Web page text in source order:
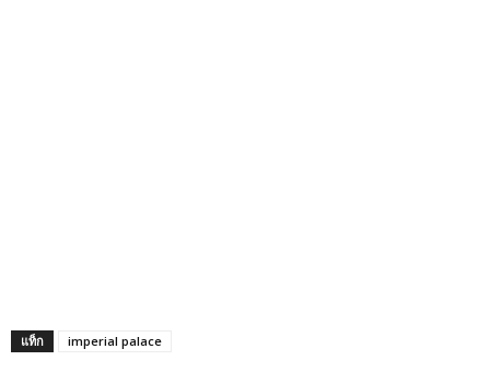
แท็ก imperial palace